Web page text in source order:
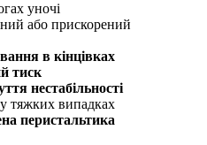
уночі
або прискорений
в кінцівках
тиск
нестабільності
у тяжких випадках
перистальтика